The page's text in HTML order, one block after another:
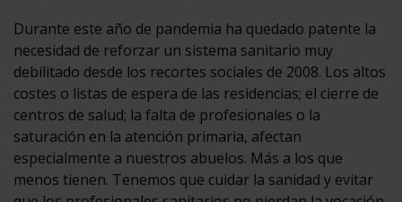
Durante este año de pandemia ha quedado patente la
necesidad de reforzar un sistema sanitario muy
debilitado desde los recortes sociales de 2008. Los altos
costes o listas de espera de las residencias; el cierre de
centros de salud; la falta de profesionales o la
saturación en la atención primaria, afectan
especialmente a nuestros abuelos. Más a los que
menos tienen. Tenemos que cuidar la sanidad y evitar